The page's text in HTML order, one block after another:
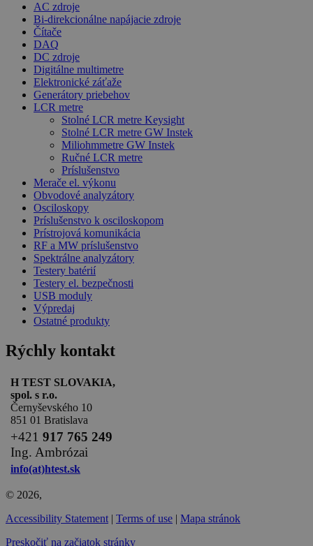
AC zdroje
Bi-direkcionálne napájacie zdroje
Čítače
DAQ
DC zdroje
Digitálne multimetre
Elektronické záťaže
Generátory priebehov
LCR metre
Stolné LCR metre Keysight
Stolné LCR metre GW Instek
Miliohmmetre GW Instek
Ručné LCR metre
Príslušenstvo
Merače el. výkonu
Obvodové analyzátory
Osciloskopy
Príslušenstvo k osciloskopom
Prístrojová komunikácia
RF a MW príslušenstvo
Spektrálne analyzátory
Testery batérií
Testery el. bezpečnosti
USB moduly
Výpredaj
Ostatné produkty
Rýchly kontakt
H TEST SLOVAKIA,
spol. s r.o.
Černyševského 10
851 01 Bratislava
+421 917 765 249
Ing. Ambrózai
info(at)htest.sk
© 2026,
Accessibility Statement | Terms of use | Mapa stránok
Preskočiť na začiatok stránky